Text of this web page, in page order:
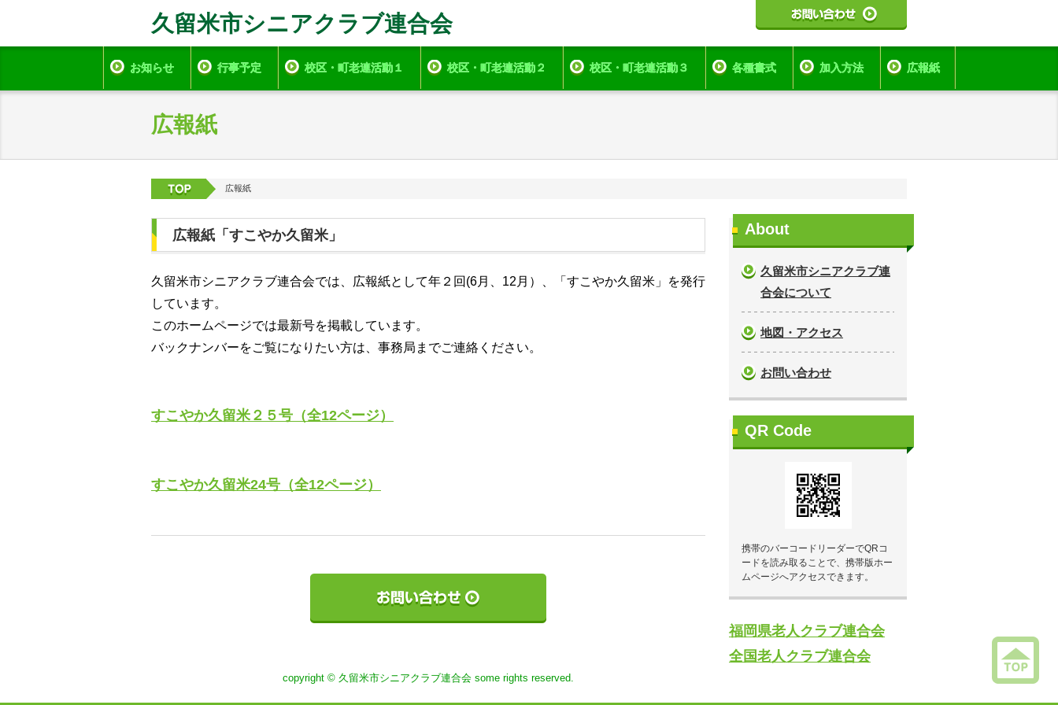
久留米市シニアクラブ連合会
お知らせ 行事予定 校区・町老連活動１ 校区・町老連活動２ 校区・町老連活動３ 各種書式 加入方法 広報紙
広報紙
広報紙
広報紙「すこやか久留米」
久留米市シニアクラブ連合会では、広報紙として年２回(6月、12月）、「すこやか久留米」を発行
しています。
このホームページでは最新号を掲載しています。
バックナンバーをご覧になりたい方は、事務局までご連絡ください。
すこやか久留米２５号（全12ページ）
すこやか久留米24号（全12ページ）
About
久留米市シニアクラブ連
合会について
地図・アクセス
お問い合わせ
QR Code
携帯のバーコードリーダーでQRコ
ードを読み取ることで、携帯版ホー
ムページへアクセスできます。
福岡県老人クラブ連合会
全国老人クラブ連合会
copyright © 久留米市シニアクラブ連合会 some rights reserved.